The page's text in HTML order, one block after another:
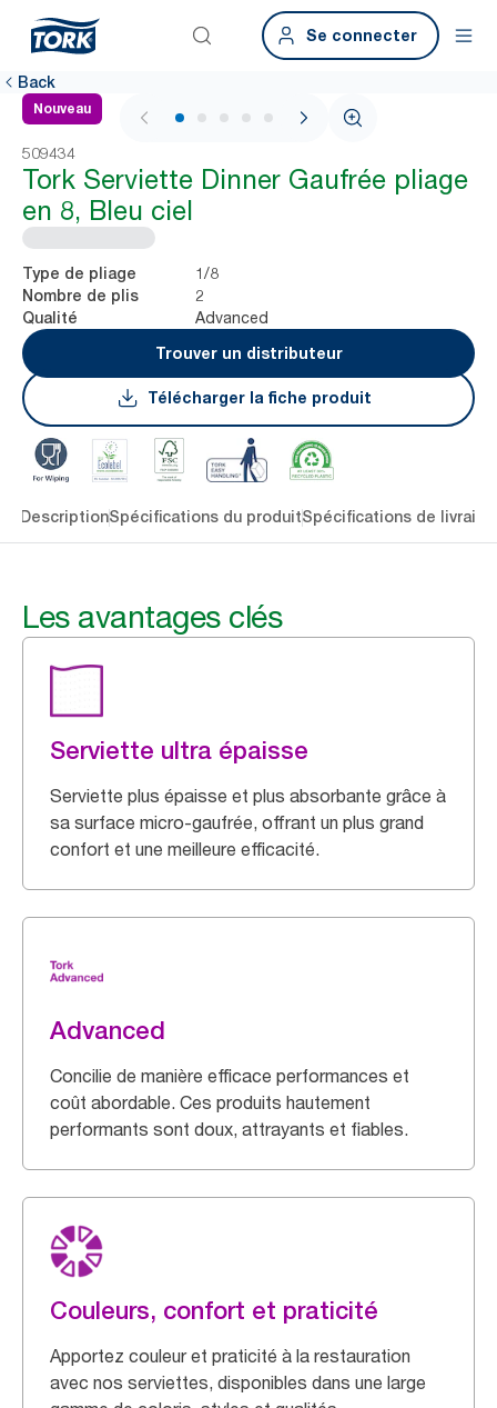
Se connecter
Back
Nouveau
1 / 6
509434
Tork Serviette Dinner Gaufrée pliage
en 8, Bleu ciel
Type de pliage 1/8
Nombre de plis 2
Qualité
Advanced
Trouver un distributeur
Télécharger la fiche produit
DescriptionSpécifications du produitSpécifications de
Les avantages clés
Serviette ultra épaisse
Serviette plus épaisse et plus absorbante grâce à
sa surface micro-gaufrée, offrant un plus grand
confort et une meilleure efficacité.
Advanced
Concilie de manière efficace performances et
coût abordable. Ces produits hautement
performants sont doux, attrayants et fiables.
Couleurs, confort et praticité
Apportez couleur et praticité à la restauration
avec nos serviettes, disponibles dans une large